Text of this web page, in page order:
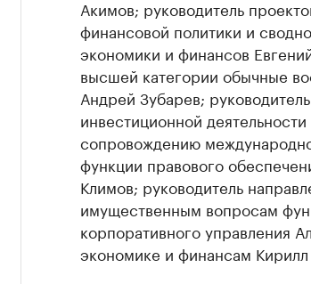
Акимов; руководитель
финансовой политики и
экономики и финансов
высшей категории обычные
Андрей Зубарев;
инвестиционной
сопровождению
функции правового
Климов; руководитель
имущественным вопросам
корпоративного управления
экономике и финансам